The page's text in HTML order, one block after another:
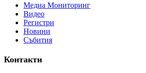
Медиа Мониторинг
Видео
Регистри
Новини
Събития
Контакти